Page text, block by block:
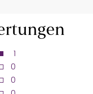
1
0
0